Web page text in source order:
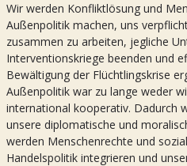
Wir werden Konfliktlösung und
Außenpolitik machen, uns
zusammen zu arbeiten, jegliche
Interventionskriege beenden und
Bewältigung der Flüchtlingskrise
Außenpolitik war zu lange weder
international kooperativ. Dadurch
unsere diplomatische und
werden Menschenrechte und
Handelspolitik integrieren und